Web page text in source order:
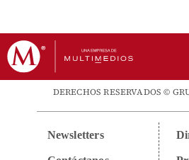
DERECHOS RESERVADOS ©
Newsletters